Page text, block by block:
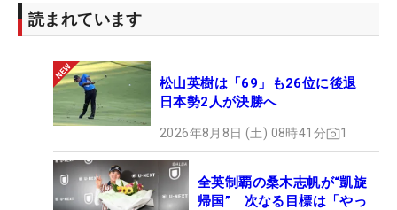
読まれています
松山英樹は「69」も26位に後退
日本勢2人が決勝へ
2026年8月8日 (土) 08時41分 1
全英制覇の桑木志帆が“凱旋
帰国” 次なる目標は「やっ